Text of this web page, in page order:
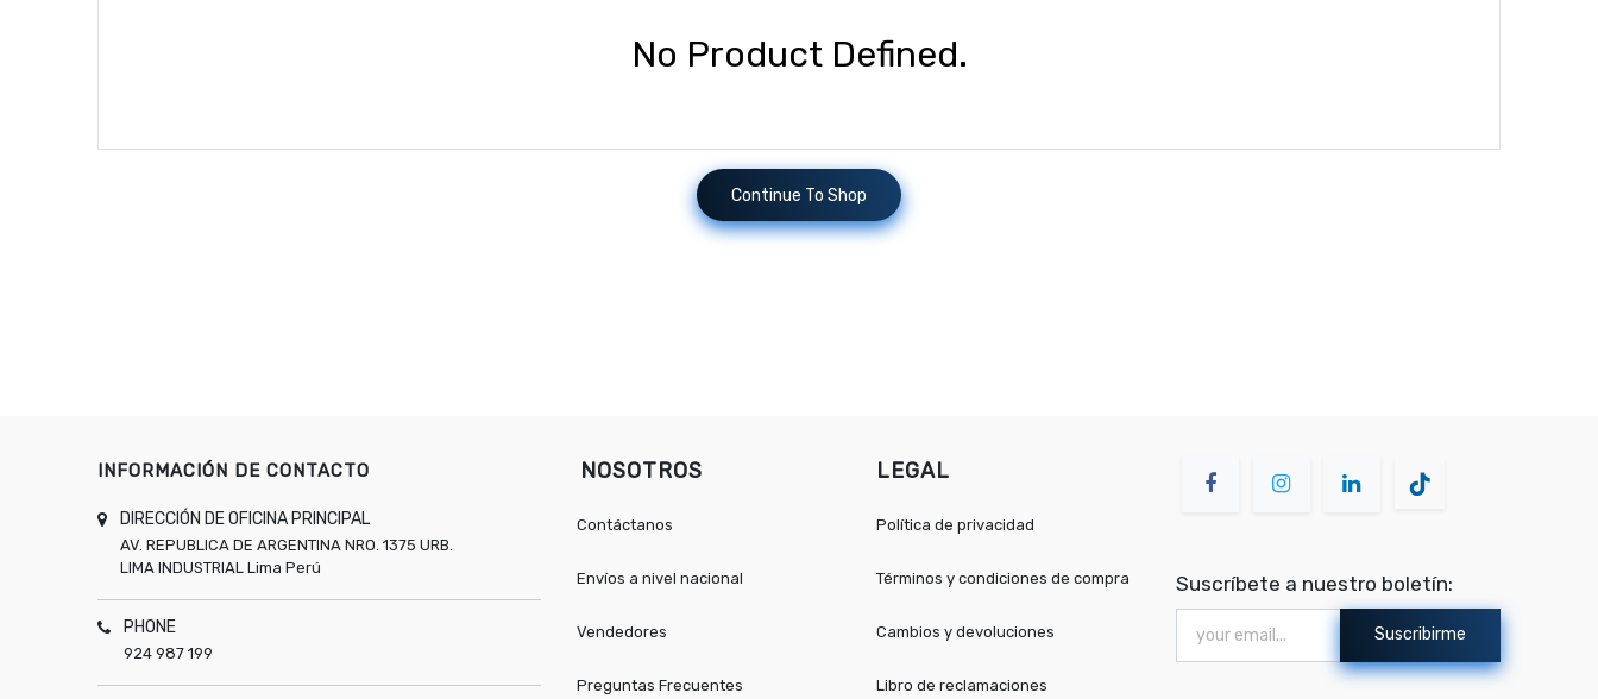
No Product Defined.
Continue To Shop
INFORMACIÓN DE CONTACTO
DIRECCIÓN DE OFICINA PRINCIPAL
AV. REPUBLICA DE ARGENTINA NRO. 1375 URB.
LIMA INDUSTRIAL Lima Perú
PHONE
924 987 199
NOSOTROS
Contáctanos
Envíos a nivel nacional
Vendedores
Preguntas Frecuentes
LEGAL
Política de privacidad
Términos y condiciones de compra
Cambios y devoluciones
Libro de reclamaciones
Suscríbete a nuestro boletín:
Suscribirme